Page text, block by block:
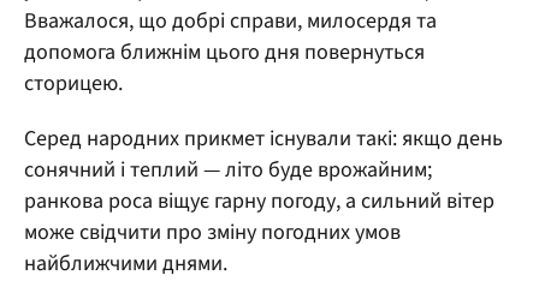
Вважалося, що добрі справи, милосердя та
допомога ближнім цього дня повернуться
сторицею.
Серед народних прикмет існували такі: якщо день
сонячний і теплий — літо буде врожайним;
ранкова роса віщує гарну погоду, а сильний вітер
може свідчити про зміну погодних умов
найближчими днями.